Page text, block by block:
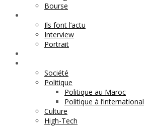
Bourse
Ils font l’actu
Interview
Portrait
Société
Politique
Politique au Maroc
Politique à l’international
Culture
High-Tech